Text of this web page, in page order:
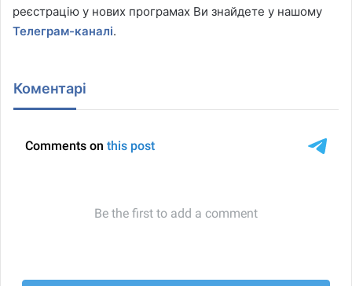
реєстрацію у нових програмах Ви знайдете у нашому
Телеграм-каналі.
Коментарі